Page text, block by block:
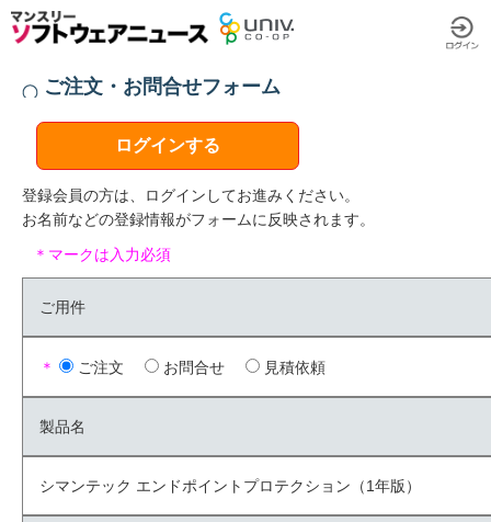
ご注文・お問合せフォーム
ログインする
登録会員の方は、ログインしてお進みください。
お名前などの登録情報がフォームに反映されます。
＊マークは入力必須
ご用件
＊ ご注文 お問合せ 見積依頼
製品名
シマンテック エンドポイントプロテクション（1年版）